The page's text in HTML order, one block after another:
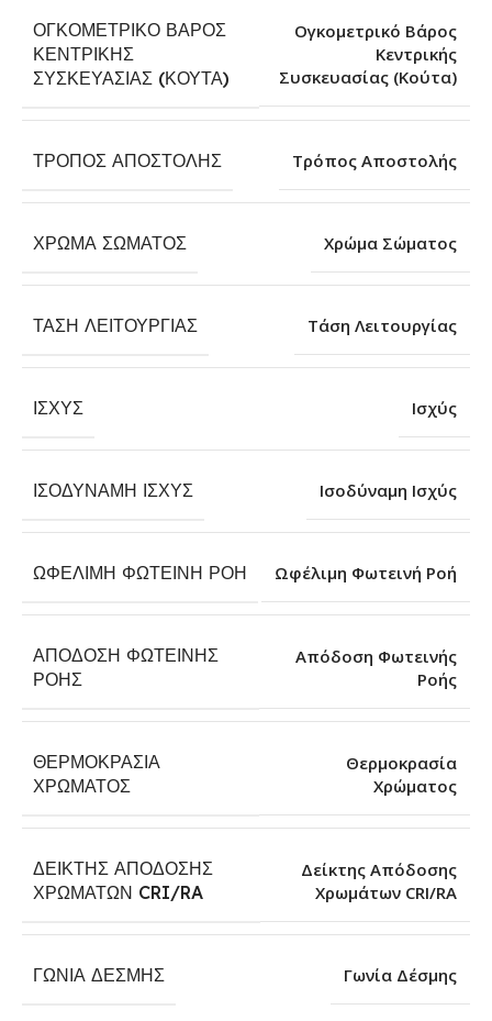
ΟΓΚΟΜΕΤΡΙΚΌ ΒΆΡΟΣ
ΚΕΝΤΡΙΚΉΣ
ΣΥΣΚΕΥΑΣΊΑΣ (ΚΟΎΤΑ)
Ογκομετρικό Βάρος
Κεντρικής
Συσκευασίας (Κούτα)
ΤΡΌΠΟΣ ΑΠΟΣΤΟΛΉΣ Τρόπος Αποστολής
ΧΡΏΜΑ ΣΏΜΑΤΟΣ Χρώμα Σώματος
ΤΆΣΗ ΛΕΙΤΟΥΡΓΊΑΣ Τάση Λειτουργίας
ΙΣΧΎΣ Ισχύς
ΙΣΟΔΎΝΑΜΗ ΙΣΧΎΣ Ισοδύναμη Ισχύς
ΩΦΈΛΙΜΗ ΦΩΤΕΙΝΉ ΡΟΉ Ωφέλιμη Φωτεινή Ροή
ΑΠΌΔΟΣΗ ΦΩΤΕΙΝΉΣ
ΡΟΉΣ
Απόδοση Φωτεινής
Ροής
ΘΕΡΜΟΚΡΑΣΊΑ
ΧΡΏΜΑΤΟΣ
Θερμοκρασία
Χρώματος
ΔΕΊΚΤΗΣ ΑΠΌΔΟΣΗΣ
ΧΡΩΜΆΤΩΝ CRI/RA
Δείκτης Απόδοσης
Χρωμάτων CRI/RA
ΓΩΝΊΑ ΔΈΣΜΗΣ Γωνία Δέσμης